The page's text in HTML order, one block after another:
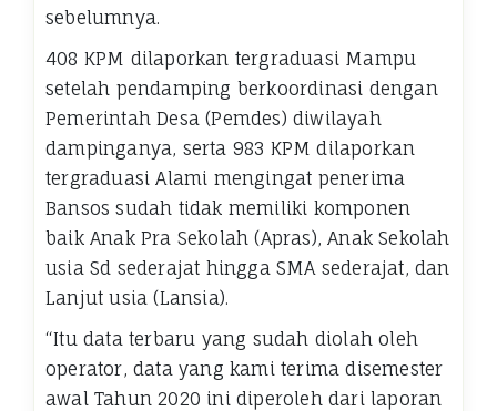
sebelumnya.
408 KPM dilaporkan tergraduasi Mampu
setelah pendamping berkoordinasi dengan
Pemerintah Desa (Pemdes) diwilayah
dampinganya, serta 983 KPM dilaporkan
tergraduasi Alami mengingat penerima
Bansos sudah tidak memiliki komponen
baik Anak Pra Sekolah (Apras), Anak Sekolah
usia Sd sederajat hingga SMA sederajat, dan
Lanjut usia (Lansia).
“Itu data terbaru yang sudah diolah oleh
operator, data yang kami terima disemester
awal Tahun 2020 ini diperoleh dari laporan